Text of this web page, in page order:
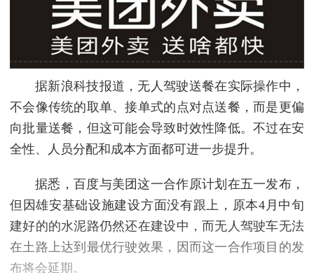
据新浪科技报道，无人驾驶送餐在实际操作中，
不会像传统的取单、接单式的点对点送餐，而是更偏
向批量送餐，但这可能会导致时效性降低。不过在安
全性、人员分配和成本方面都可进一步提升。
据悉，百度与美团这一合作原计划在五一发布，
但因雄安基础设施建设方面没有跟上，原本4月中旬
建好的的水泥路仍然还在建设中，而无人驾驶车无法
在土路上达到最优行驶效果，因而这一合作项目的发
布将会延期。